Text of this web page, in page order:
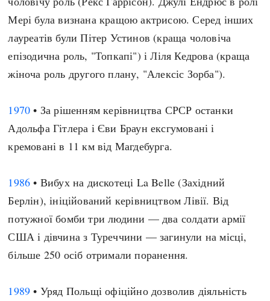
Мері була визнана кращою актрисою. Серед інших
лауреатів були Пітер Устинов (краща чоловіча
епізодична роль, "Топкапі") і Ліля Кедрова (краща
жіноча роль другого плану, "Алексіс Зорба").
1970 • За рішенням керівництва СРСР останки
Адольфа Гітлера і Єви Браун ексгумовані і
кремовані в 11 км від Магдебурга.
1986 • Вибух на дискотеці La Belle (Західний
Берлін), ініційований керівництвом Лівії. Від
потужної бомби три людини — два солдати армії
США і дівчина з Туреччини — загинули на місці,
більше 250 осіб отримали поранення.
1989 • Уряд Польщі офіційно дозволив діяльність